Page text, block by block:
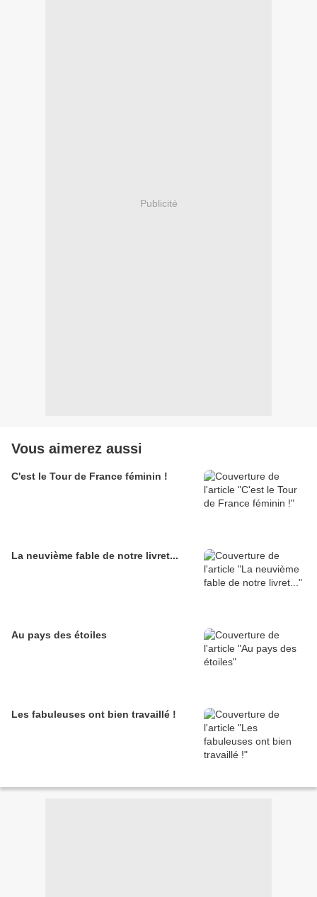
Publicité
Vous aimerez aussi
C'est le Tour de France féminin !
La neuvième fable de notre livret...
Au pays des étoiles
Les fabuleuses ont bien travaillé !